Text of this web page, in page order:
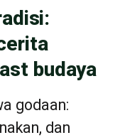
budaya
godaan:
dan